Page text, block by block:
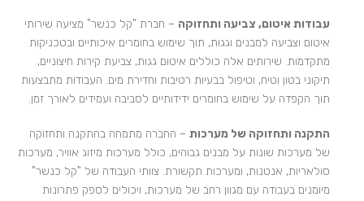
עבודות איטום, צביעה ותחזוקה – חברת "קל כנשר" מציעה שירותי
איטום וצביעה למבנים וגגות, תוך שימוש בחומרים איכותיים ובטכניקות
מתקדמות. שירותים אלה כוללים איטום גגות, צביעת קירות חיצוניים,
תיקוני בטון וטיח, וטיפול בבעיות רטיבות וחדירת מים. העבודות מתבצעות
תוך הקפדה על שימוש בחומרים ידידותיים לסביבה ועמידים לאורך זמן.
התקנה ותחזוקה של מערכות – החברה מתמחה בהתקנה ותחזוקה
של מערכות שונות על מבנים גבוהים, כולל מערכות מיזוג אוויר, מערכות
סולאריות, אנטנות, ומערכות תקשורת. צוותי העבודה של "קל כנשר"
מיומנים בעבודה עם מגוון רחב של מערכות, ויכולים לספק פתרונות